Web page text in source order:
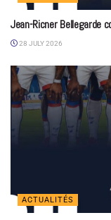
Jean-Ricner Bellegarde
28 JULY 2026
ACTUALITÉS